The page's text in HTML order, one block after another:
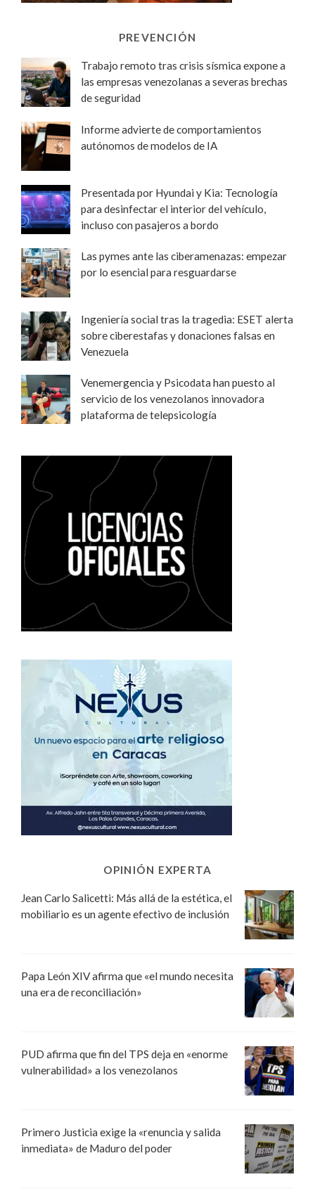
PREVENCIÓN
Trabajo remoto tras crisis sísmica expone a
las empresas venezolanas a severas brechas
de seguridad
Informe advierte de comportamientos
autónomos de modelos de IA
Presentada por Hyundai y Kia: Tecnología
para desinfectar el interior del vehículo,
incluso con pasajeros a bordo
Las pymes ante las ciberamenazas: empezar
por lo esencial para resguardarse
Ingeniería social tras la tragedia: ESET alerta
sobre ciberestafas y donaciones falsas en
Venezuela
Venemergencia y Psicodata han puesto al
servicio de los venezolanos innovadora
plataforma de telepsicología
OPINIÓN EXPERTA
Jean Carlo Salicetti: Más allá de la estética, el
mobiliario es un agente efectivo de inclusión
Papa León XIV afirma que «el mundo necesita
una era de reconciliación»
PUD afirma que fin del TPS deja en «enorme
vulnerabilidad» a los venezolanos
Primero Justicia exige la «renuncia y salida
inmediata» de Maduro del poder